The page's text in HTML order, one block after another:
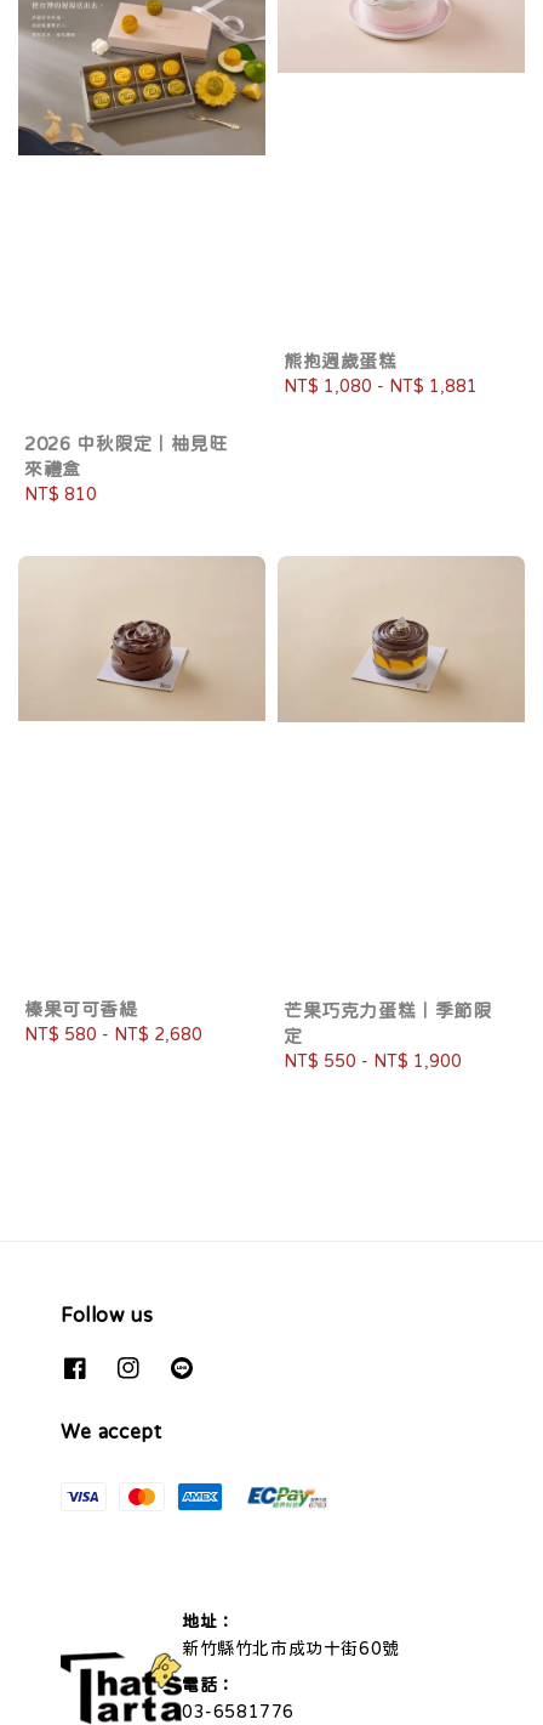
2026 中秋限定｜柚見旺
來禮盒
Regular
NT$ 810
熊抱週歲蛋糕
Regular
NT$ 1,080 - NT$ 1,881
榛果可可香緹
Regular
NT$ 580 - NT$ 2,680
芒果巧克力蛋糕｜季節限
定
Regular
NT$ 550 - NT$ 1,900
Follow us
We accept
地址：
新竹縣竹北市成功十街60號
電話：
03-6581776